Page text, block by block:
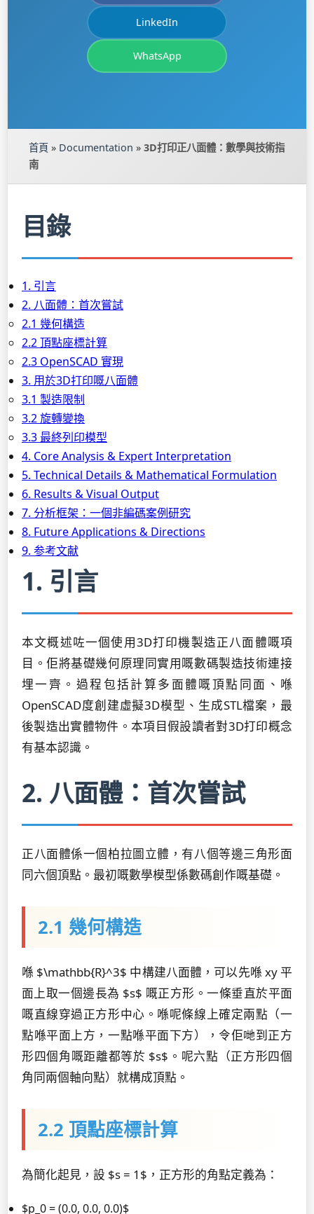
LinkedIn
WhatsApp
首頁 » Documentation » 3D打印正八面體：數學與技術指
南
目錄
1. 引言
2. 八面體：首次嘗試
2.1 幾何構造
2.2 頂點座標計算
2.3 OpenSCAD 實現
3. 用於3D打印嘅八面體
3.1 製造限制
3.2 旋轉變換
3.3 最終列印模型
4. Core Analysis & Expert Interpretation
5. Technical Details & Mathematical Formulation
6. Results & Visual Output
7. 分析框架：一個非編碼案例研究
8. Future Applications & Directions
9. 参考文献
1. 引言
本文概述咗一個使用3D打印機製造正八面體嘅項
目。佢將基礎幾何原理同實用嘅數碼製造技術連接
埋一齊。過程包括計算多面體嘅頂點同面、喺
OpenSCAD度創建虛擬3D模型、生成STL檔案，最
後製造出實體物件。本項目假設讀者對3D打印概念
有基本認識。
2. 八面體：首次嘗試
正八面體係一個柏拉圖立體，有八個等邊三角形面
同六個頂點。最初嘅數學模型係數碼創作嘅基礎。
2.1 幾何構造
喺 $\mathbb{R}^3$ 中構建八面體，可以先喺 xy 平
面上取一個邊長為 $s$ 嘅正方形。一條垂直於平面
嘅直線穿過正方形中心。喺呢條線上確定兩點（一
點喺平面上方，一點喺平面下方），令佢哋到正方
形四個角嘅距離都等於 $s$。呢六點（正方形四個
角同兩個軸向點）就構成頂點。
2.2 頂點座標計算
為簡化起見，設 $s = 1$，正方形的角點定義為：
$p_0 = (0.0, 0.0, 0.0)$